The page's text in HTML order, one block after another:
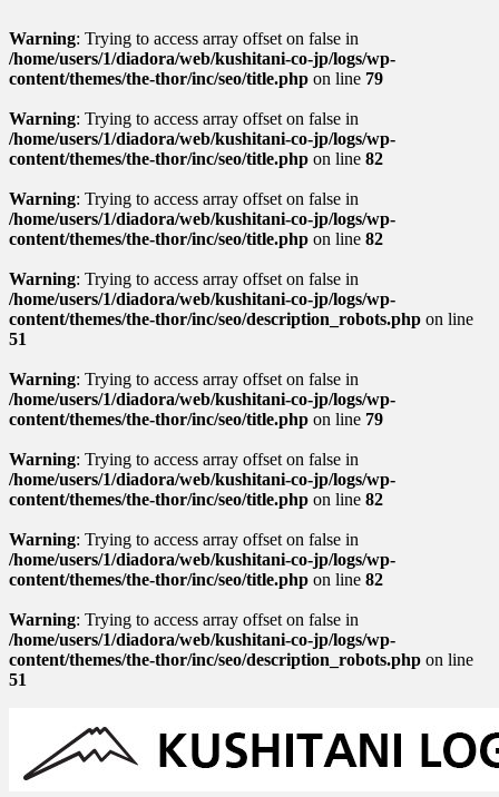
Warning: Trying to access array offset on false in
/home/users/1/diadora/web/kushitani-co-jp/logs/wp-
content/themes/the-thor/inc/seo/title.php on line 79
Warning: Trying to access array offset on false in
/home/users/1/diadora/web/kushitani-co-jp/logs/wp-
content/themes/the-thor/inc/seo/title.php on line 82
Warning: Trying to access array offset on false in
/home/users/1/diadora/web/kushitani-co-jp/logs/wp-
content/themes/the-thor/inc/seo/title.php on line 82
Warning: Trying to access array offset on false in
/home/users/1/diadora/web/kushitani-co-jp/logs/wp-
content/themes/the-thor/inc/seo/description_robots.php on line
51
Warning: Trying to access array offset on false in
/home/users/1/diadora/web/kushitani-co-jp/logs/wp-
content/themes/the-thor/inc/seo/title.php on line 79
Warning: Trying to access array offset on false in
/home/users/1/diadora/web/kushitani-co-jp/logs/wp-
content/themes/the-thor/inc/seo/title.php on line 82
Warning: Trying to access array offset on false in
/home/users/1/diadora/web/kushitani-co-jp/logs/wp-
content/themes/the-thor/inc/seo/title.php on line 82
Warning: Trying to access array offset on false in
/home/users/1/diadora/web/kushitani-co-jp/logs/wp-
content/themes/the-thor/inc/seo/description_robots.php on line
51